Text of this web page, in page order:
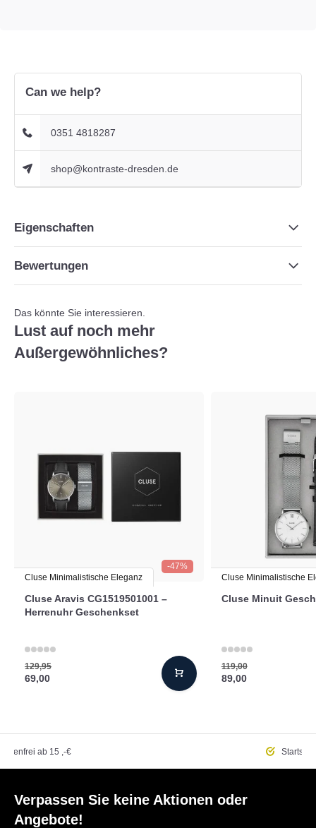
Can we help?
0351 4818287
shop@kontraste-dresden.de
Eigenschaften
Bewertungen
Das könnte Sie interessieren.
Lust auf noch mehr
Außergewöhnliches?
-47%
Cluse Minimalistische Eleganz
Cluse Aravis CG1519501001 –
Herrenuhr Geschenkset
129,95
69,00
Cluse Minimalistische
Cluse Minuit
119,00
89,00
ab 15 ,-€
Verpassen Sie keine Aktionen oder
Angebote!